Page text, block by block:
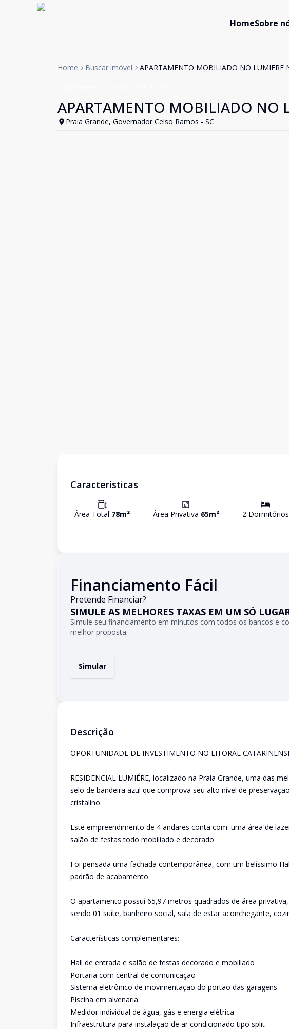
HomeSobre
Home Buscar imóvel APARTAMENTO MOBILIADO NO LUMIERE
APARTAMENTO MOBILIADO NO
Praia Grande, Governador Celso Ramos - SC
Características
Área Total 78m² Área Privativa 65m² 2Dormitórios
Financiamento Fácil
Pretende Financiar?
SIMULE AS MELHORES TAXAS EM UM SÓ
Simule seu financiamento em minutos com todos os bancos e
melhor proposta.
Simular
Descrição
OPORTUNIDADE DE INVESTIMENTO NO LITORAL
RESIDENCIAL LUMIÉRE, localizado na Praia Grande, uma das
selo de bandeira azul que comprova seu alto nível de
cristalino.
Este empreendimento de 4 andares conta com: uma área de
salão de festas todo mobiliado e decorado.
Foi pensada uma fachada contemporânea, com um belíssimo
padrão de acabamento.
O apartamento possuí 65,97 metros quadrados de área
sendo 01 suíte, banheiro social, sala de estar aconchegante,
Características complementares:
Hall de entrada e salão de festas decorado e mobiliado
Portaria com central de comunicação
Sistema eletrônico de movimentação do portão das garagens
Piscina em alvenaria
Medidor individual de água, gás e energia elétrica
Infraestrutura para instalação de ar condicionado tipo split